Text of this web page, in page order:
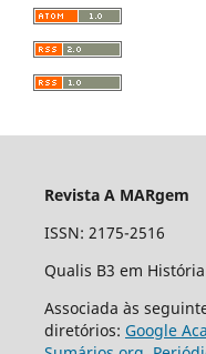
Revista A MARgem
ISSN: 2175-2516
Qualis B3 em
Associada às
diretórios: Google